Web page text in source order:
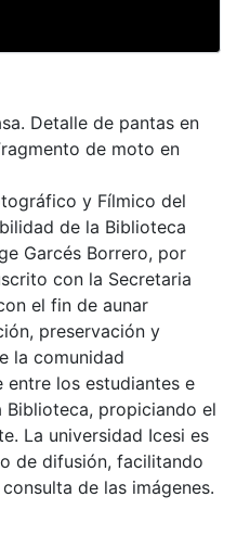
Detalle de pantas en
de moto en
y Fílmico del
de la Biblioteca
Garcés Borrero, por
con la Secretaria
el fin de aunar
preservación y
la comunidad
entre los estudiantes e
Biblioteca, propiciando el
La universidad Icesi es
de difusión, facilitando
de las imágenes.